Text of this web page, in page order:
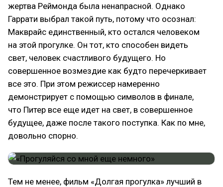
жертва Реймонда была ненапрасной. Однако
Гаррати выбрал такой путь, потому что осознал:
Макврайс единственный, кто остался человеком
на этой прогулке. Он тот, кто способен видеть
свет, человек счастливого будущего. Но
совершенное возмездие как будто перечеркивает
все это. При этом режиссер намеренно
демонстрирует с помощью символов в финале,
что Питер все еще идет на свет, в совершенное
будущее, даже после такого поступка. Как по мне,
довольно спорно.
Тем не менее, фильм «Долгая прогулка» лучший в